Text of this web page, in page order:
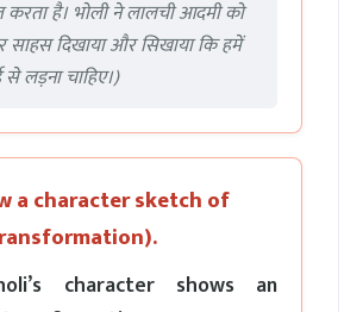
करता है। भोली ने लालची आदमी को
साहस दिखाया और सिखाया कि हमें
लड़ना चाहिए।)
a character sketch of
character shows an